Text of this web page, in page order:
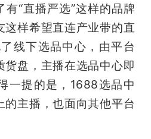
“直播严选”这样的品牌
这样希望直连产业带的直
线下选品中心，由平台
货盘，主播在选品中心即
一提的是，1688选品中
的主播，也面向其他平台